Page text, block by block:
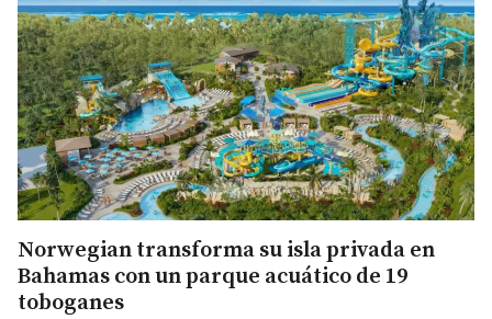
Norwegian transforma su isla privada en
Bahamas con un parque acuático de 19
toboganes